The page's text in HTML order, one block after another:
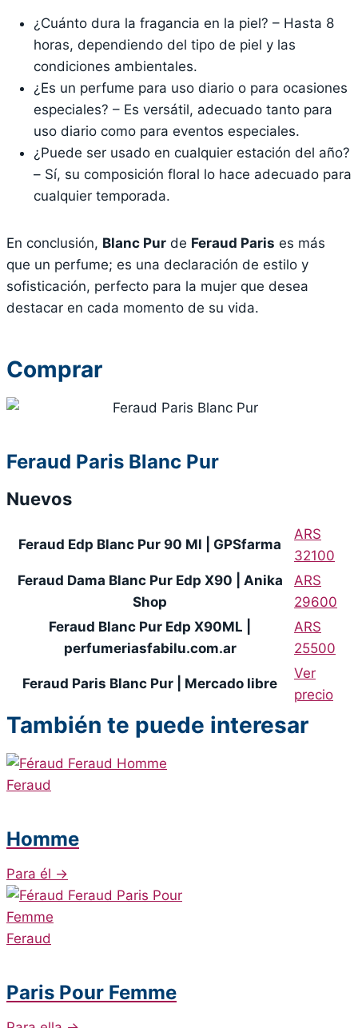
¿Cuánto dura la fragancia en la piel? – Hasta 8
horas, dependiendo del tipo de piel y las
condiciones ambientales.
¿Es un perfume para uso diario o para ocasiones
especiales? – Es versátil, adecuado tanto para
uso diario como para eventos especiales.
¿Puede ser usado en cualquier estación del año?
– Sí, su composición floral lo hace adecuado para
cualquier temporada.
En conclusión, Blanc Pur de Feraud Paris es más
que un perfume; es una declaración de estilo y
sofisticación, perfecto para la mujer que desea
destacar en cada momento de su vida.
Comprar
Feraud Paris Blanc Pur
Nuevos
Feraud Edp Blanc Pur 90 Ml | GPSfarma
ARS
32100
Feraud Dama Blanc Pur Edp X90 | Anika
Shop
ARS
29600
Feraud Blanc Pur Edp X90ML |
perfumeriasfabilu.com.ar
ARS
25500
Feraud Paris Blanc Pur | Mercado libre
Ver
precio
También te puede interesar
Feraud
Homme
Para él →
Feraud
Paris Pour Femme